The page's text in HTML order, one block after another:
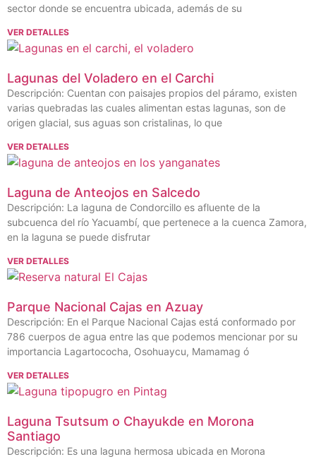
sector donde se encuentra ubicada, además de su
VER DETALLES
Lagunas del Voladero en el Carchi
Descripción: Cuentan con paisajes propios del páramo, existen
varias quebradas las cuales alimentan estas lagunas, son de
origen glacial, sus aguas son cristalinas, lo que
VER DETALLES
Laguna de Anteojos en Salcedo
Descripción: La laguna de Condorcillo es afluente de la
subcuenca del río Yacuambí, que pertenece a la cuenca Zamora,
en la laguna se puede disfrutar
VER DETALLES
Parque Nacional Cajas en Azuay
Descripción: En el Parque Nacional Cajas está conformado por
786 cuerpos de agua entre las que podemos mencionar por su
importancia Lagartococha, Osohuaycu, Mamamag ó
VER DETALLES
Laguna Tsutsum o Chayukde en Morona
Santiago
Descripción: Es una laguna hermosa ubicada en Morona